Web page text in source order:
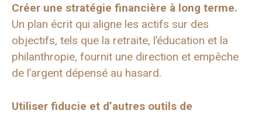
Créer une stratégie financière à long terme.
Un plan écrit qui aligne les actifs sur des
objectifs, tels que la retraite, l’éducation et la
philanthropie, fournit une direction et empêche
de l’argent dépensé au hasard.
Utiliser fiducie et d’autres outils de